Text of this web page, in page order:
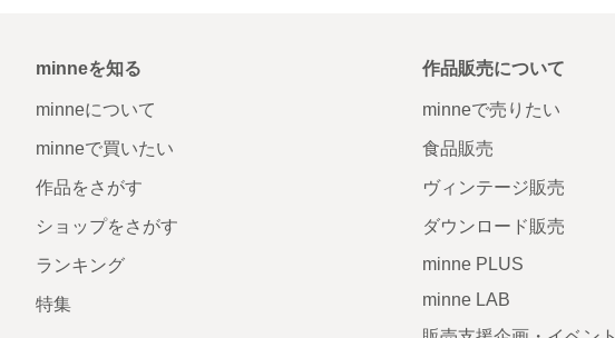
minneを知る
minneについて
minneで買いたい
作品をさがす
ショップをさがす
ランキング
特集
作品販売について
minneで売りたい
食品販売
ヴィンテージ販売
ダウンロード販売
minne PLUS
minne LAB